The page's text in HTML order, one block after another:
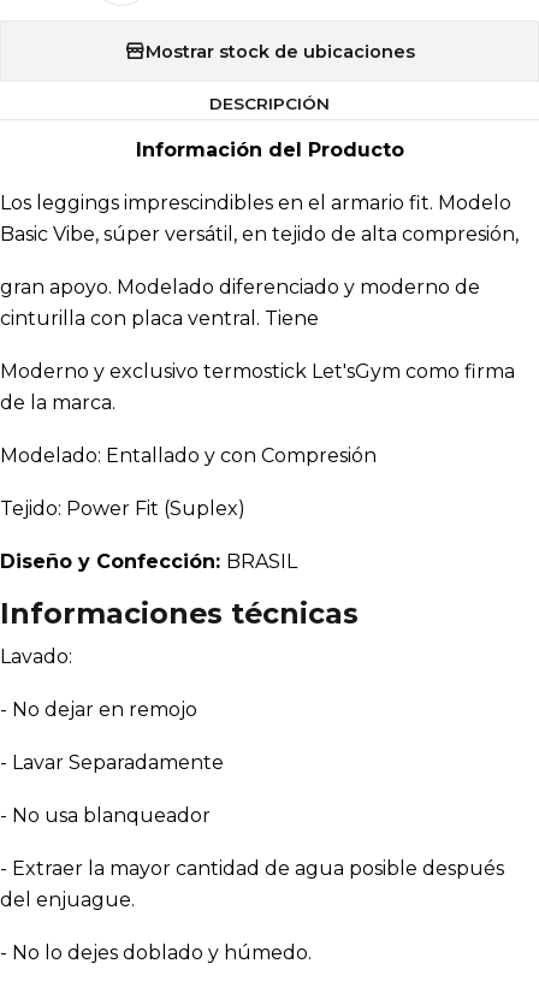
Mostrar stock de ubicaciones
DESCRIPCIÓN
Información del Producto
Los leggings imprescindibles en el armario fit. Modelo
Basic Vibe, súper versátil, en tejido de alta compresión,
gran apoyo. Modelado diferenciado y moderno de
cinturilla con placa ventral. Tiene
Moderno y exclusivo termostick Let'sGym como firma
de la marca.
Modelado: Entallado y con Compresión
Tejido: Power Fit (Suplex)
Diseño y Confección: BRASIL
Informaciones técnicas
Lavado:
- No dejar en remojo
- Lavar Separadamente
- No usa blanqueador
- Extraer la mayor cantidad de agua posible después
del enjuague.
- No lo dejes doblado y húmedo.